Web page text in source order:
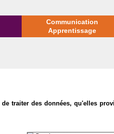
Communication
Apprentissage
traiter des données, qu'elles